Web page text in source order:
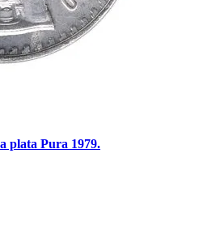
plata Pura 1979.